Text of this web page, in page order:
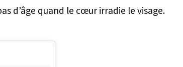
d’âge quand le cœur irradie le visage.